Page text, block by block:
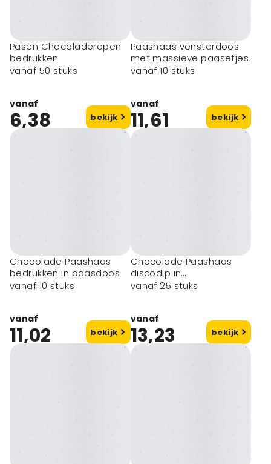
Pasen Chocoladerepen
bedrukken
vanaf 50 stuks
vanaf
6,38 bekijk
Paashaas vensterdoos
met massieve paasetjes
vanaf 10 stuks
vanaf
11,61 bekijk
Chocolade Paashaas
bedrukken in paasdoos
vanaf 10 stuks
vanaf
11,02 bekijk
Chocolade Paashaas
discodip in
geschenkdoos
vanaf 25 stuks
vanaf
13,23 bekijk